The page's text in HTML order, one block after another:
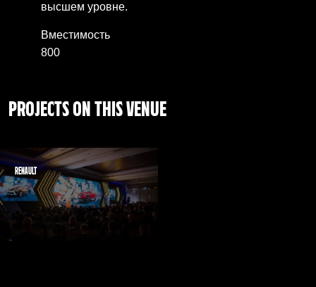
высшем уровне.
Вместимость
800
PROJECTS ON THIS VENUE
RENAULT